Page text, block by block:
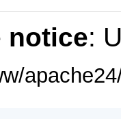
notice: